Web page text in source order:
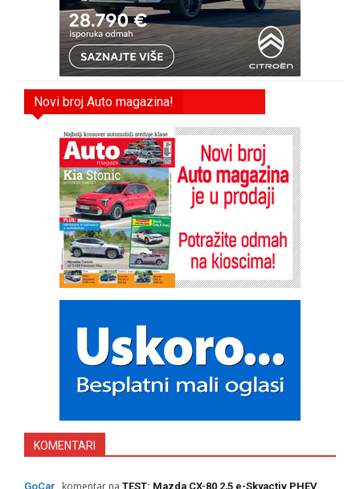
Novi broj Auto magazina!
KOMENTARI
GoCar
TEST: Mazda CX-80 2,5 e-Skyactiv PHEV